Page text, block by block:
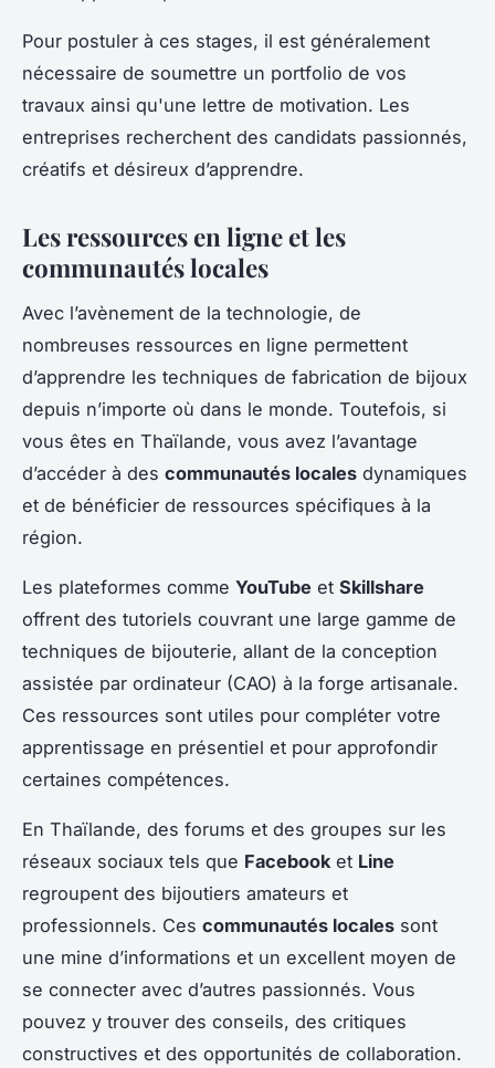
Pour postuler à ces stages, il est généralement
nécessaire de soumettre un portfolio de vos
travaux ainsi qu'une lettre de motivation. Les
entreprises recherchent des candidats passionnés,
créatifs et désireux d’apprendre.
Les ressources en ligne et les
communautés locales
Avec l’avènement de la technologie, de
nombreuses ressources en ligne permettent
d’apprendre les techniques de fabrication de bijoux
depuis n’importe où dans le monde. Toutefois, si
vous êtes en Thaïlande, vous avez l’avantage
d’accéder à des communautés locales dynamiques
et de bénéficier de ressources spécifiques à la
région.
Les plateformes comme YouTube et Skillshare
offrent des tutoriels couvrant une large gamme de
techniques de bijouterie, allant de la conception
assistée par ordinateur (CAO) à la forge artisanale.
Ces ressources sont utiles pour compléter votre
apprentissage en présentiel et pour approfondir
certaines compétences.
En Thaïlande, des forums et des groupes sur les
réseaux sociaux tels que Facebook et Line
regroupent des bijoutiers amateurs et
professionnels. Ces communautés locales sont
une mine d’informations et un excellent moyen de
se connecter avec d’autres passionnés. Vous
pouvez y trouver des conseils, des critiques
constructives et des opportunités de collaboration.